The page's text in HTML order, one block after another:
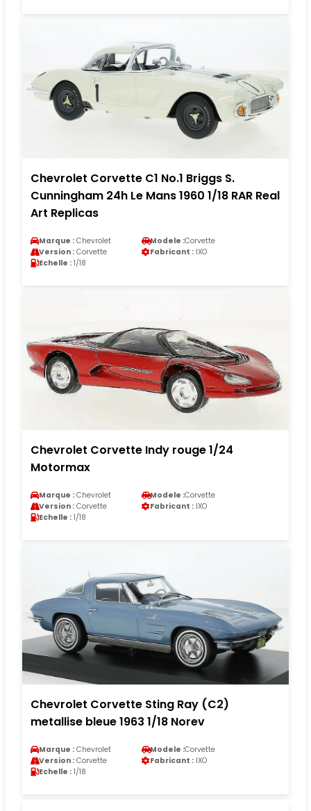
Chevrolet Corvette C1 No.1 Briggs S.
Cunningham 24h Le Mans 1960 1/18 RAR Real
Art Replicas
Marque : Chevrolet Modele :Corvette
Version : Corvette Fabricant : IXO
Echelle : 1/18
Chevrolet Corvette Indy rouge 1/24
Motormax
Marque : Chevrolet Modele :Corvette
Version : Corvette Fabricant : IXO
Echelle : 1/18
Chevrolet Corvette Sting Ray (C2)
metallise bleue 1963 1/18 Norev
Marque : Chevrolet Modele :Corvette
Version : Corvette Fabricant : IXO
Echelle : 1/18